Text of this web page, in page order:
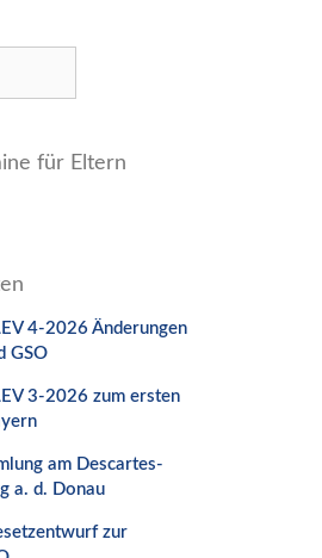
für Eltern
4-2026 Änderungen
GSO
3-2026 zum ersten
am Descartes-
a. d. Donau
zur